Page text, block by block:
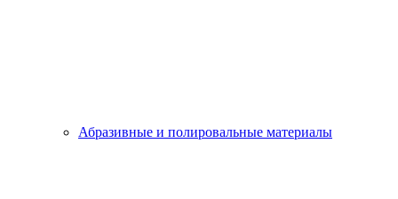
Абразивные и полировальные материалы